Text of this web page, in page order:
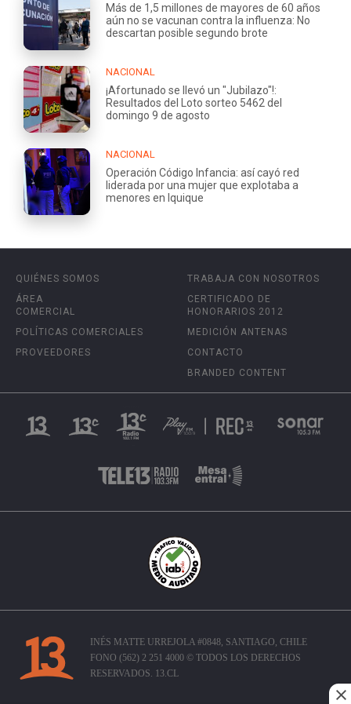
Más de 1,5 millones de mayores de 60 años
aún no se vacunan contra la influenza: No
descartan posible segundo brote
NACIONAL
¡Afortunado se llevó un "Jubilazo"!:
Resultados del Loto sorteo 5462 del
domingo 9 de agosto
NACIONAL
Operación Código Infancia: así cayó red
liderada por una mujer que explotaba a
menores en Iquique
QUIÉNES SOMOS
ÁREA
COMERCIAL
POLÍTICAS COMERCIALES
PROVEEDORES
TRABAJA CON NOSOTROS
CERTIFICADO DE
HONORARIOS 2012
MEDICIÓN ANTENAS
CONTACTO
BRANDED CONTENT
INÉS MATTE URREJOLA #0848, SANTIAGO, CHILE
FONO (562) 2 251 4000 © TODOS LOS DERECHOS
RESERVADOS. 13.CL